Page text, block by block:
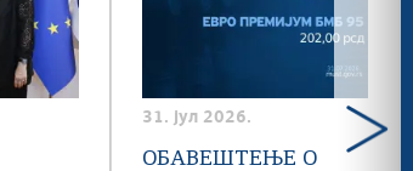
31. јул 2026.
ОБАВЕШТЕЊЕ О